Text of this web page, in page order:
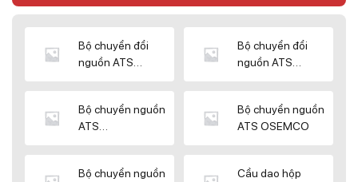
Bộ chuyển đổi
nguồn ATS
Bộ chuyển đổi
nguồn ATS
Bộ chuyển nguồn
ATS
Bộ chuyển nguồn
ATS OSEMCO
Bộ chuyển nguồn
Cầu dao hộp